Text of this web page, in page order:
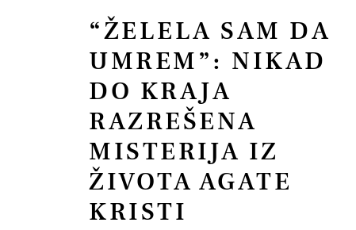
“ŽELELA SAM DA
UMREM”: NIKAD
DO KRAJA
RAZREŠENA
MISTERIJA IZ
ŽIVOTA AGATE
KRISTI